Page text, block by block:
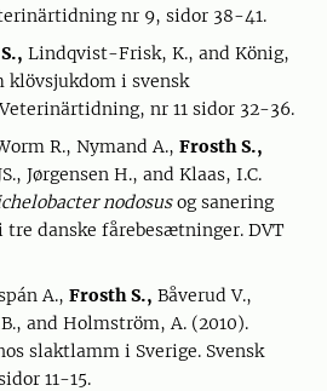
nr 9, sidor 38-41.
Lindqvist-Frisk, K., and König,
klövsjukdom i svensk
nr 11 sidor 32-36.
R., Nymand A., Frosth S.,
Jørgensen H., and Klaas, I.C.
nodosusog sanering
danske fårebesætninger. DVT
A., Frosth S., Båverud V.,
and Holmström, A. (2010).
slaktlamm i Sverige. Svensk
11-15.